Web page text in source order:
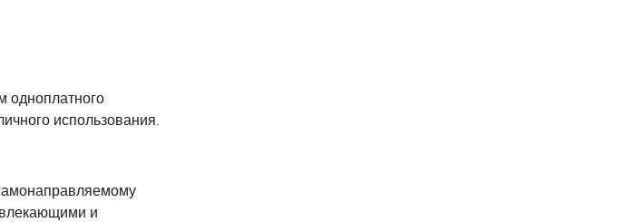
одноплатного
использования.
и